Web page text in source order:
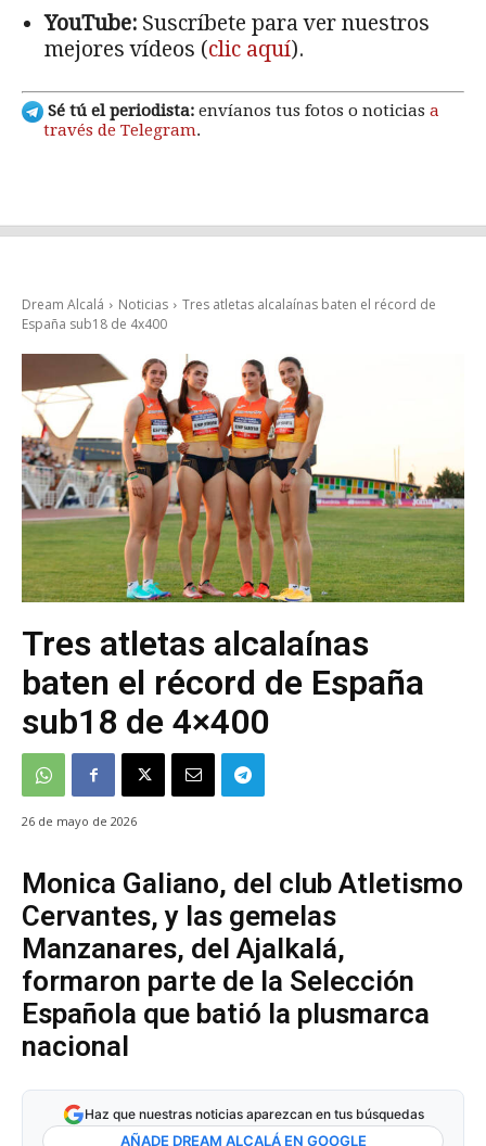
YouTube: Suscríbete para ver nuestros
mejores vídeos (clic aquí).
Sé tú el periodista: envíanos tus fotos o noticias a
través de Telegram.